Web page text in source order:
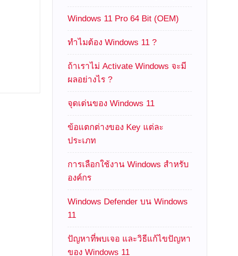
Windows 11 Pro 64 Bit (OEM)
ทำไมต้อง Windows 11 ?
ถ้าเราไม่ Activate Windows จะมี
ผลอย่างไร ?
จุดเด่นของ Windows 11
ข้อแตกต่างของ Key แต่ละ
ประเภท
การเลือกใช้งาน Windows สำหรับ
องค์กร
Windows Defender บน Windows
11
ปัญหาที่พบเจอ และวิธีแก้ไขปัญหา
ของ Windows 11